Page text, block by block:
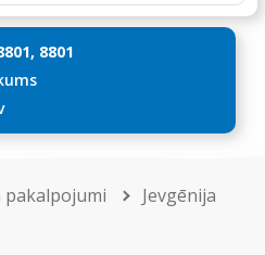
8801
pakalpojumi
Jevgēnija